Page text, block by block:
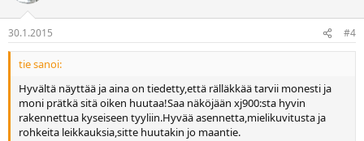
30.1.2015 #4
tie sanoi:
Hyvältä näyttää ja aina on tiedetty,että rälläkkää tarvii monesti ja
moni prätkä sitä oiken huutaa!Saa näköjään xj900:sta hyvin
rakennettua kyseiseen tyyliin.Hyvää asennetta,mielikuvitusta ja
rohkeita leikkauksia,sitte huutakin jo maantie.